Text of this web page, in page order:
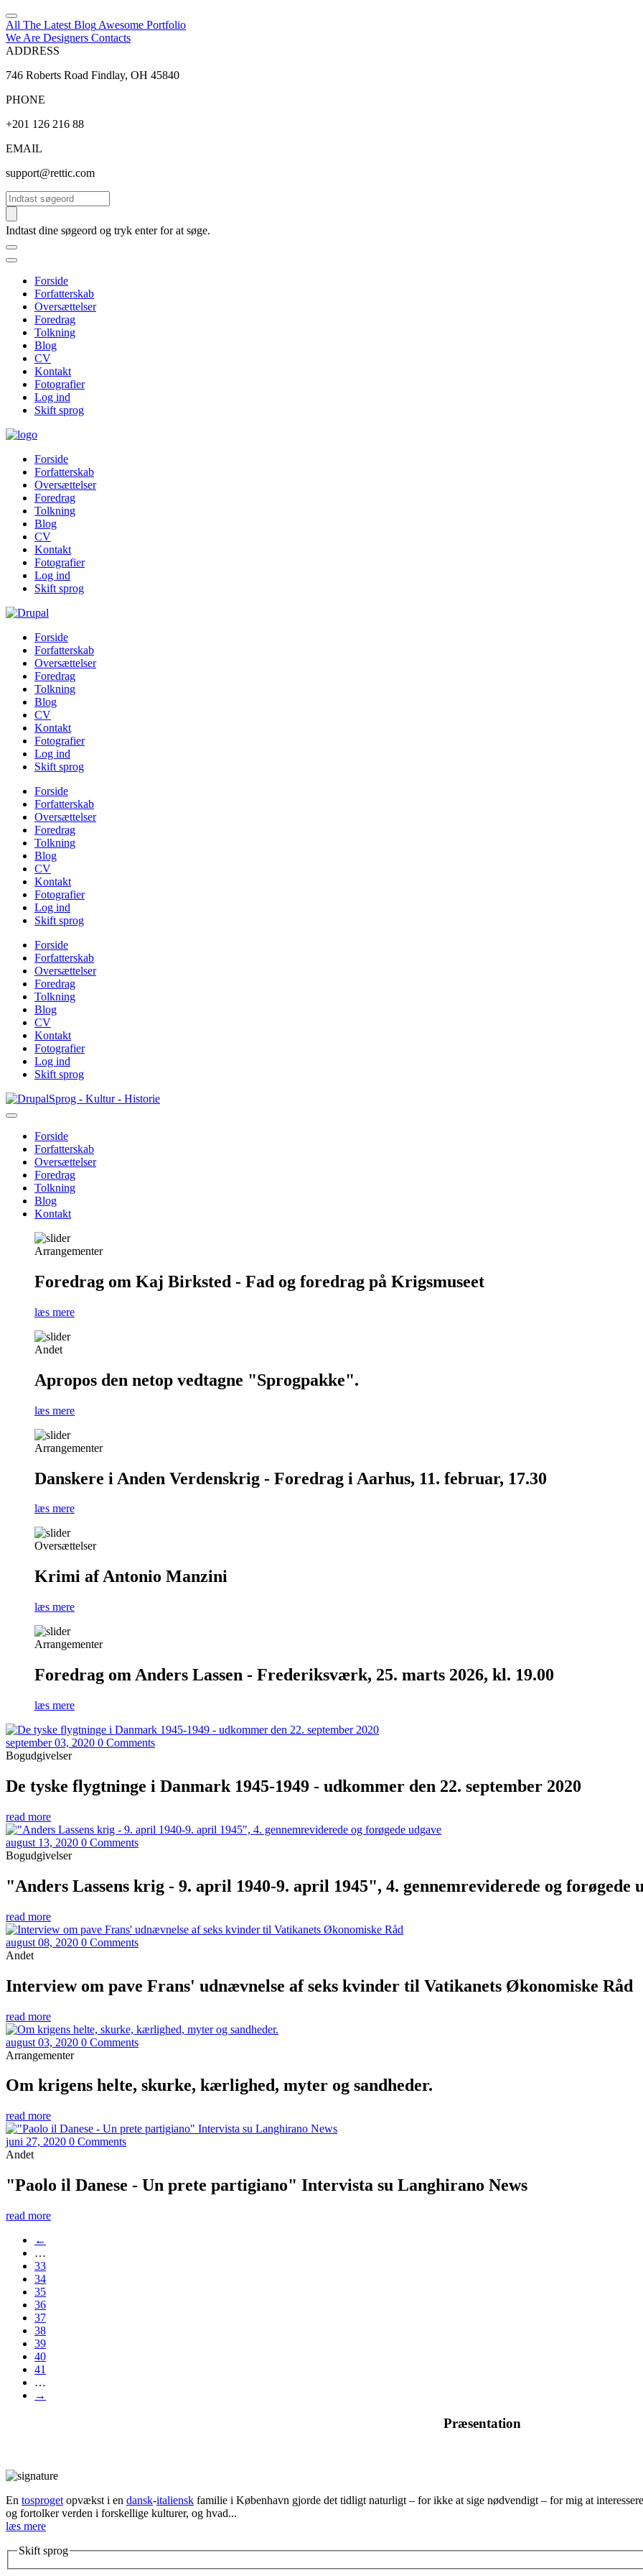
All The Latest Blog Awesome Portfolio
We Are Designers Contacts
ADDRESS
746 Roberts Road Findlay, OH 45840
PHONE
+201 126 216 88
EMAIL
support@rettic.com
Søg
Indtast dine søgeord og tryk enter for at søge.
Forside
Forfatterskab
Oversættelser
Foredrag
Tolkning
Blog
CV
Kontakt
Fotografier
Log ind
Skift sprog
Forside
Forfatterskab
Oversættelser
Foredrag
Tolkning
Blog
CV
Kontakt
Fotografier
Log ind
Skift sprog
Forside
Forfatterskab
Oversættelser
Foredrag
Tolkning
Blog
CV
Kontakt
Fotografier
Log ind
Skift sprog
Forside
Forfatterskab
Oversættelser
Foredrag
Tolkning
Blog
CV
Kontakt
Fotografier
Log ind
Skift sprog
Forside
Forfatterskab
Oversættelser
Foredrag
Tolkning
Blog
CV
Kontakt
Fotografier
Log ind
Skift sprog
Gå
til
Sprog - Kultur - Historie
Primær
navigation
Forside
Forfatterskab
Oversættelser
Foredrag
Tolkning
Blog
Kontakt
Arrangementer
Foredrag om Kaj Birksted - Fad og foredrag på Krigsmuseet
læs mere
Andet
Apropos den netop vedtagne "Sprogpakke".
læs mere
Arrangementer
Danskere i Anden Verdenskrig - Foredrag i Aarhus, 11. februar, 17.30
læs mere
Oversættelser
Krimi af Antonio Manzini
læs mere
Arrangementer
Foredrag om Anders Lassen - Frederiksværk, 25. marts 2026, kl. 19.00
læs mere
september 03, 2020 0 Comments
Bogudgivelser
De tyske flygtninge i Danmark 1945-1949 - udkommer den 22. september 2020
read more
august 13, 2020 0 Comments
Bogudgivelser
"Anders Lassens krig - 9. april 1940-9. april 1945", 4. gennemreviderede og forøgede
read more
august 08, 2020 0 Comments
Andet
Interview om pave Frans' udnævnelse af seks kvinder til Vatikanets Økonomiske Råd
read more
august 03, 2020 0 Comments
Arrangementer
Om krigens helte, skurke, kærlighed, myter og sandheder.
read more
juni 27, 2020 0 Comments
Andet
"Paolo il Danese - Un prete partigiano" Intervista su Langhirano News
read more
←
…
33
34
35
36
37
38
39
40
41
…
→
Præsentation
En tosproget opvækst i en dansk-italiensk familie i København gjorde det tidligt naturligt – for ikke at sige nødvendigt – for mig at
og fortolker verden i forskellige kulturer, og hvad...
læs mere
Skift sprog